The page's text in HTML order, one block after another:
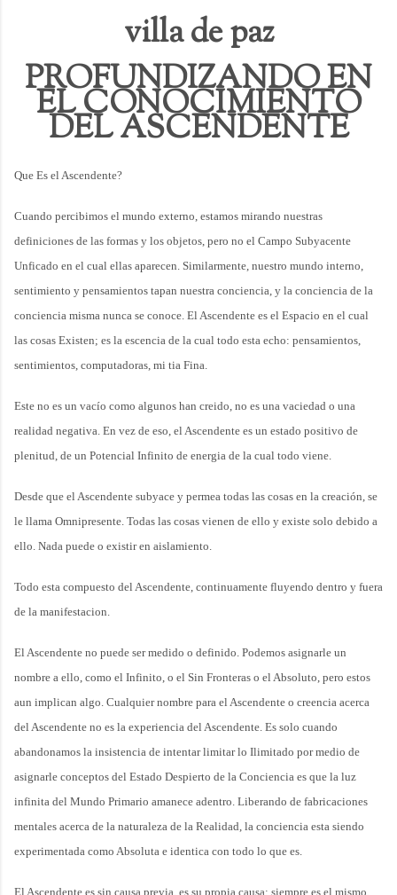
villa de paz
PROFUNDIZANDO EN
EL CONOCIMIENTO
DEL ASCENDENTE
Que Es el Ascendente?
Cuando percibimos el mundo externo, estamos mirando nuestras
definiciones de las formas y los objetos, pero no el Campo Subyacente
Unficado en el cual ellas aparecen. Similarmente, nuestro mundo interno,
sentimiento y pensamientos tapan nuestra conciencia, y la conciencia de la
conciencia misma nunca se conoce. El Ascendente es el Espacio en el cual
las cosas Existen; es la escencia de la cual todo esta echo: pensamientos,
sentimientos, computadoras, mi tia Fina.
Este no es un vacío como algunos han creido, no es una vaciedad o una
realidad negativa. En vez de eso, el Ascendente es un estado positivo de
plenitud, de un Potencial Infinito de energia de la cual todo viene.
Desde que el Ascendente subyace y permea todas las cosas en la creación, se
le llama Omnipresente. Todas las cosas vienen de ello y existe solo debido a
ello. Nada puede o existir en aislamiento.
Todo esta compuesto del Ascendente, continuamente fluyendo dentro y fuera
de la manifestacion.
El Ascendente no puede ser medido o definido. Podemos asignarle un
nombre a ello, como el Infinito, o el Sin Fronteras o el Absoluto, pero estos
aun implican algo. Cualquier nombre para el Ascendente o creencia acerca
del Ascendente no es la experiencia del Ascendente. Es solo cuando
abandonamos la insistencia de intentar limitar lo Ilimitado por medio de
asignarle conceptos del Estado Despierto de la Conciencia es que la luz
infinita del Mundo Primario amanece adentro. Liberando de fabricaciones
mentales acerca de la naturaleza de la Realidad, la conciencia esta siendo
experimentada como Absoluta e identica con todo lo que es.
El Ascendente es sin causa previa, es su propia causa; siempre es el mismo,